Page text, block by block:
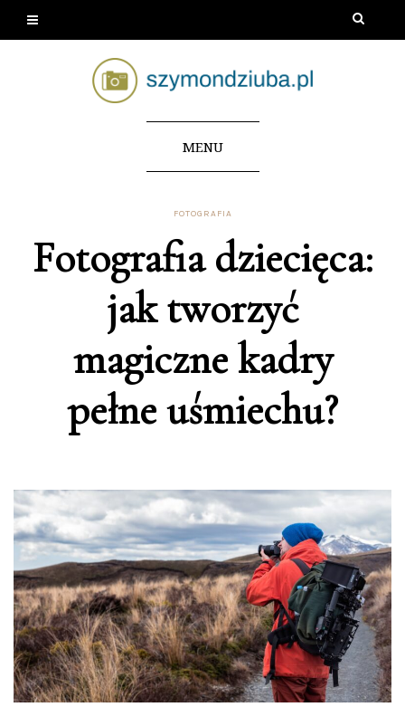
MENU
FOTOGRAFIA
Fotografia dziecięca:
jak tworzyć
magiczne kadry
pełne uśmiechu?